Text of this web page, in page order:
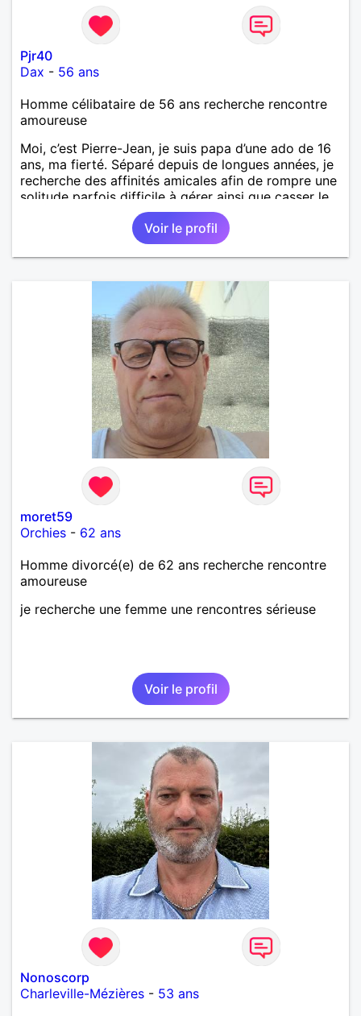
Pjr40
Dax - 56 ans
Homme célibataire de 56 ans recherche rencontre
amoureuse
Moi, c’est Pierre-Jean, je suis papa d’une ado de 16
ans, ma fierté. Séparé depuis de longues années, je
recherche des affinités amicales afin de rompre une
solitude parfois difficile à gérer ainsi que casser le
vague à l’âme. L’amitié reste extrêmement
importante à mes yeux mais peut se décliner en des
sentiments plus puissants. « Le temps fera son
œuvre » disait Arthur Schopenhauer, philosophe
autant être trop locace. Je suis bourré de qualités
avec très peu de défauts. Je suis altruiste,
bienveillant, empathique, attentionné, honnête,
respectueux, doux de caractère et compréhensif : je
laisse « glisser » beaucoup de choses. Mais ne vous
m’éprenez pas Mesdames, si une personne que
j’aime me trahit une fois, il n’y aura pas de seconde
chance et je l’effacerai à « vitam eternam ».
Néanmoins, je suis un tout petit peu maniaque ainsi
qu’impatient. J’essaye de faire des efforts. Rien de
bien dramatique ! Du moins je le pense……Je suis un
homme facile à vivre. À vous si vous le souhaitez,
d’apprendre à me connaître davantage. J’en serai
ravi….A très bientôt je l’espère.
Voir le profil
moret59
Orchies - 62 ans
Homme divorcé(e) de 62 ans recherche rencontre
amoureuse
je recherche une femme une rencontres sérieuse
Voir le profil
Nonoscorp
Charleville-Mézières - 53 ans